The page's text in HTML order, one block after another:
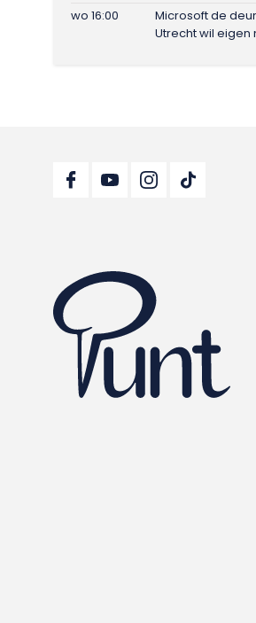
wo 16:00
Microsoft de
Utrecht wil